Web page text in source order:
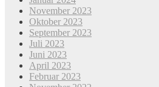
November 2023
Oktober 2023
September 2023
Juli 2023
Juni 2023
April 2023
Februar 2023